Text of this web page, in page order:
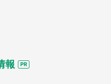
選択
報